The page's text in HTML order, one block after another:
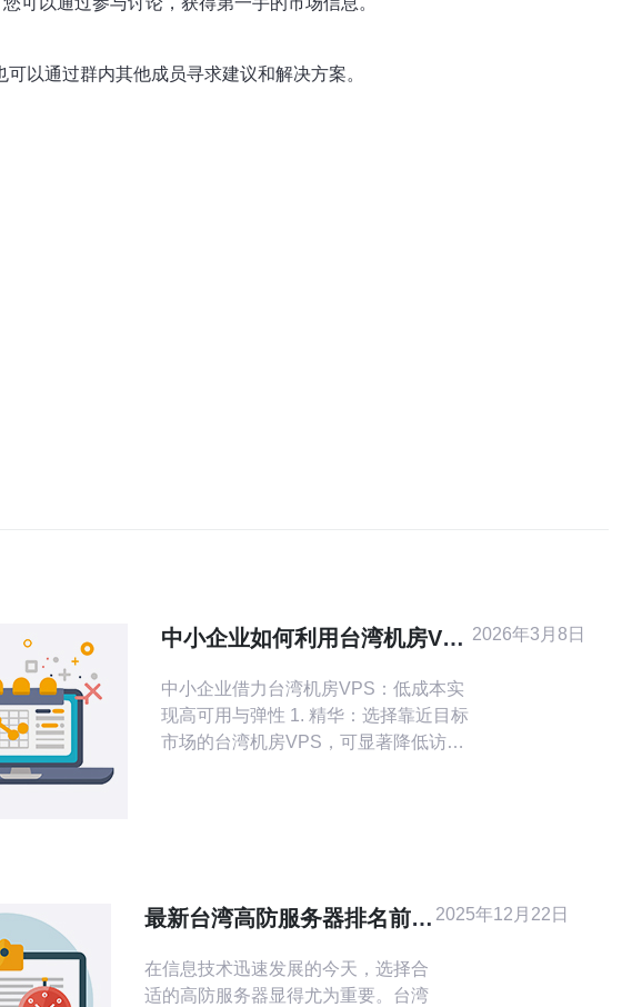
以通过群内其他成员寻求建议和解决方案。
中小企业如何利用台湾机房VPS
中小企业借力台湾机房VPS：低成本实
现高可用与弹性 1. 精华：选择靠近目标
市场的台湾机房VPS，可显著降低访问
中小企业应优先关注安全与备份策略
（多可
2026年3月8日
最新台湾高防服务器排名前十
在信息技术迅速发展的今天，选择合
适的高防服务器显得尤为重要。台湾
2025年12月22日